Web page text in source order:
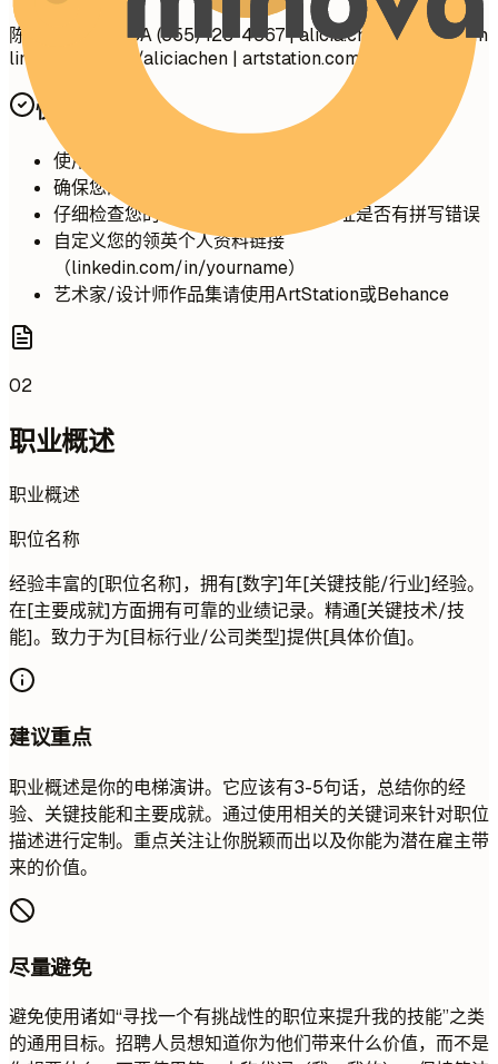
陈爱丽 洛杉矶, CA (555) 123-4567 |alicia.chen@email.com
linkedin.com/in/aliciachen | artstation.com/aliciachen
快速建议
使用专业的电子邮件地址（名字.姓氏格式）
确保您的语音信箱已设置且专业
仔细检查您的电话号码和电子邮件地址是否有拼写错误
自定义您的领英个人资料链接
（linkedin.com/in/yourname）
艺术家/设计师作品集请使用ArtStation或Behance
02
职业概述
职业概述
职位名称
经验丰富的[职位名称]，拥有[数字]年[关键技能/行业]经验。
在[主要成就]方面拥有可靠的业绩记录。精通[关键技术/技
能]。致力于为[目标行业/公司类型]提供[具体价值]。
建议重点
职业概述是你的电梯演讲。它应该有3-5句话，总结你的经
验、关键技能和主要成就。通过使用相关的关键词来针对职位
描述进行定制。重点关注让你脱颖而出以及你能为潜在雇主带
来的价值。
尽量避免
避免使用诸如“寻找一个有挑战性的职位来提升我的技能”之类
的通用目标。招聘人员想知道你为他们带来什么价值，而不是